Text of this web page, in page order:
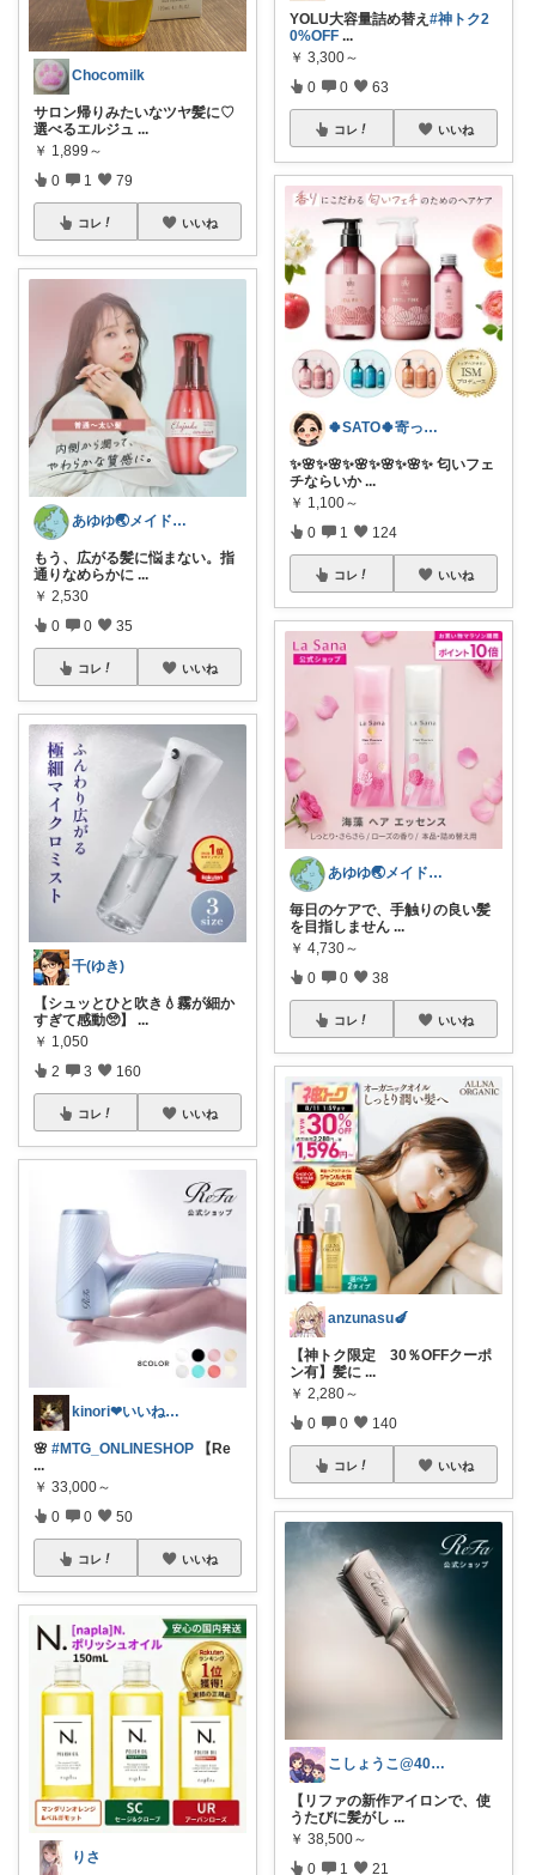
Chocomilk
サロン帰りみたいなツヤ髪に♡
選べるエルジュ ...
￥ 1,899～
0 1 79
コレ いいね
あゆゆ🌏メイドインジャパン応援中
もう、広がる髪に悩まない。指
通りなめらかに ...
￥ 2,530
0 0 35
コレ いいね
千(ゆき)
【シュッとひと吹き💧霧が細か
すぎて感動🥺】
...
￥ 1,050
2 3 160
コレ いいね
kinori❤︎いいねご購入感謝です💝
🌸 #MTG_ONLINESHOP 【Re
...
￥ 33,000～
0 0 50
コレ いいね
りさ
YOLU大容量詰め替え #神トク2
0%OFF ...
￥ 3,300～
0 0 63
コレ いいね
🍀SATO🍀寄って、見てらっしゃい！
✨🌸✨🌸✨🌸✨🌸✨🌸✨ 匂いフェ
チならいか ...
￥ 1,100～
0 1 124
コレ いいね
あゆゆ🌏メイドインジャパン応援中
毎日のケアで、手触りの良い髪
を目指しません ...
￥ 4,730～
0 0 38
コレ いいね
anzunasu🍆
【神トク限定 30％OFFクーポ
ン有】髪に ...
￥ 2,280～
0 0 140
コレ いいね
こしょうこ@40代女性の24時間美容✨
【リファの新作アイロンで、使
うたびに髪がし ...
￥ 38,500～
0 1 21